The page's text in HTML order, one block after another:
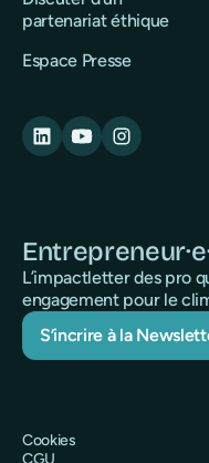
partenariat éthique
Espace Presse
L’impactletter des pro
engagement pour le
S’incrire à la
Cookies
CGU